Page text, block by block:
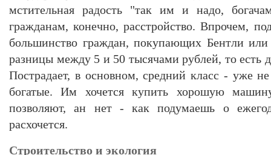
мстительная радость "так им и надо,
гражданам, конечно, расстройство. Впрочем,
большинство граждан, покупающих Бентли
разницы между 5 и 50 тысячами рублей, то есть
Пострадает, в основном, средний класс - уже
богатые. Им хочется купить хорошую
позволяют, ан нет - как подумаешь о
расхочется.
Строительство и экология